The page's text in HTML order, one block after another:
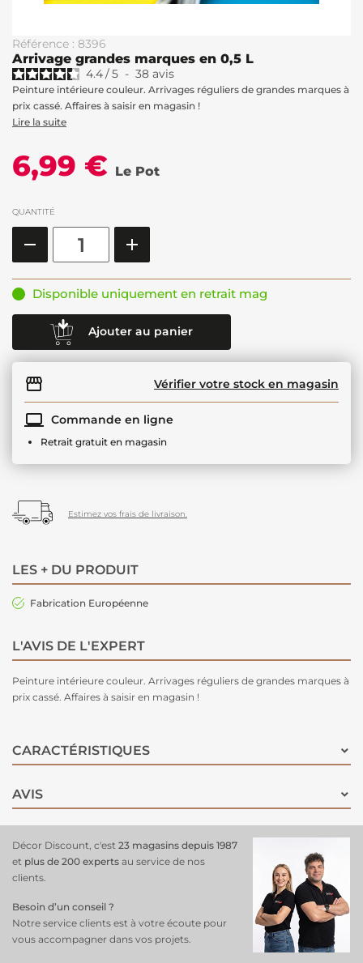
Référence : 8396
Arrivage grandes marques en 0,5 L
4.4/5 - 38 avis
Peinture intérieure couleur. Arrivages réguliers de grandes marques à
prix cassé. Affaires à saisir en magasin !
Lire la suite
6,99 € Le Pot
QUANTITÉ
Disponible uniquement en retrait mag
Ajouter au panier
Vérifier votre stock en magasin
Commande en ligne
Retrait gratuit en magasin
Estimez vos frais de livraison.
LES + DU PRODUIT
Fabrication Européenne
L'AVIS DE L'EXPERT
Peinture intérieure couleur. Arrivages réguliers de grandes marques à
prix cassé. Affaires à saisir en magasin !
CARACTÉRISTIQUES
AVIS
Décor Discount, c'est 23 magasins depuis 1987
et plus de 200 experts au service de nos
clients.
Besoin d’un conseil ?
Notre service clients est à votre écoute pour
vous accompagner dans vos projets.